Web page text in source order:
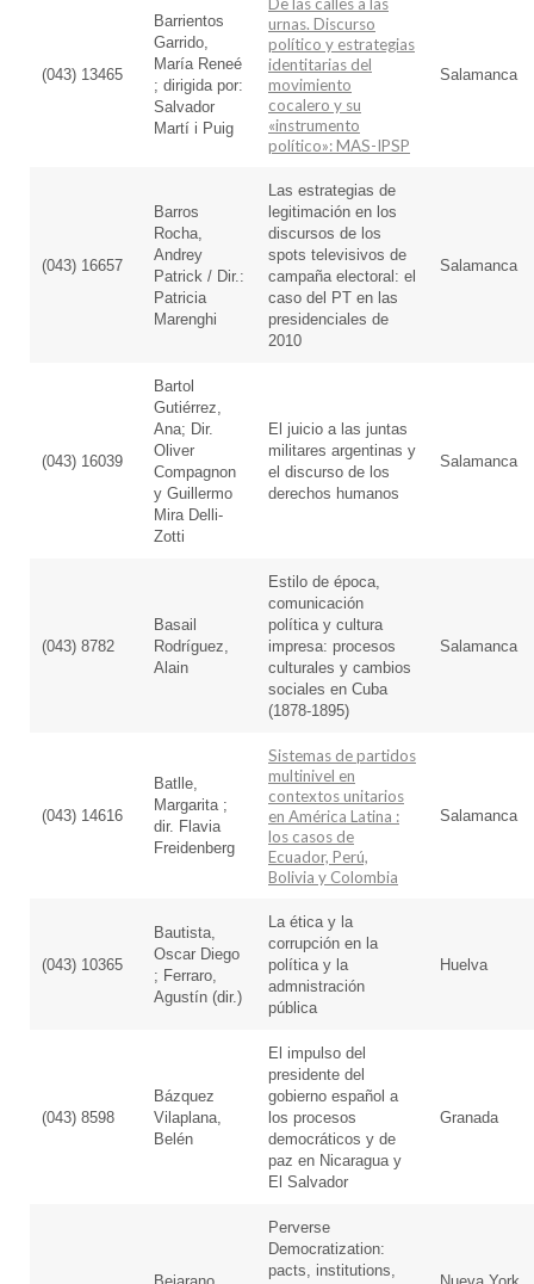
(043) 13465
Barrientos
Garrido,
María Reneé
; dirigida por:
Salvador
Martí i Puig
urnas. Discurso
político y estrategias
identitarias del
movimiento
cocalero y su
«instrumento
político»: MAS-IPSP
Salamanca
(043) 16657
Barros
Rocha,
Andrey
Patrick / Dir.:
Patricia
Marenghi
Las estrategias de
legitimación en los
discursos de los
spots televisivos de
campaña electoral: el
caso del PT en las
presidenciales de
2010
Salamanca
(043) 16039
Bartol
Gutiérrez,
Ana; Dir.
Oliver
Compagnon
y Guillermo
Mira Delli-
Zotti
El juicio a las juntas
militares argentinas y
el discurso de los
derechos humanos
Salamanca
(043) 8782
Basail
Rodríguez,
Alain
Estilo de época,
comunicación
política y cultura
impresa: procesos
culturales y cambios
sociales en Cuba
(1878-1895)
Salamanca
(043) 14616
Batlle,
Margarita ;
dir. Flavia
Freidenberg
Sistemas de partidos
multinivel en
contextos unitarios
en América Latina :
los casos de
Ecuador, Perú,
Bolivia y Colombia
Salamanca
(043) 10365
Bautista,
Oscar Diego
; Ferraro,
Agustín (dir.)
La ética y la
corrupción en la
política y la
admnistración
pública
Huelva
(043) 8598
Bázquez
Vilaplana,
Belén
El impulso del
presidente del
gobierno español a
los procesos
democráticos y de
paz en Nicaragua y
El Salvador
Granada
Perverse
Democratization:
pacts, institutions,